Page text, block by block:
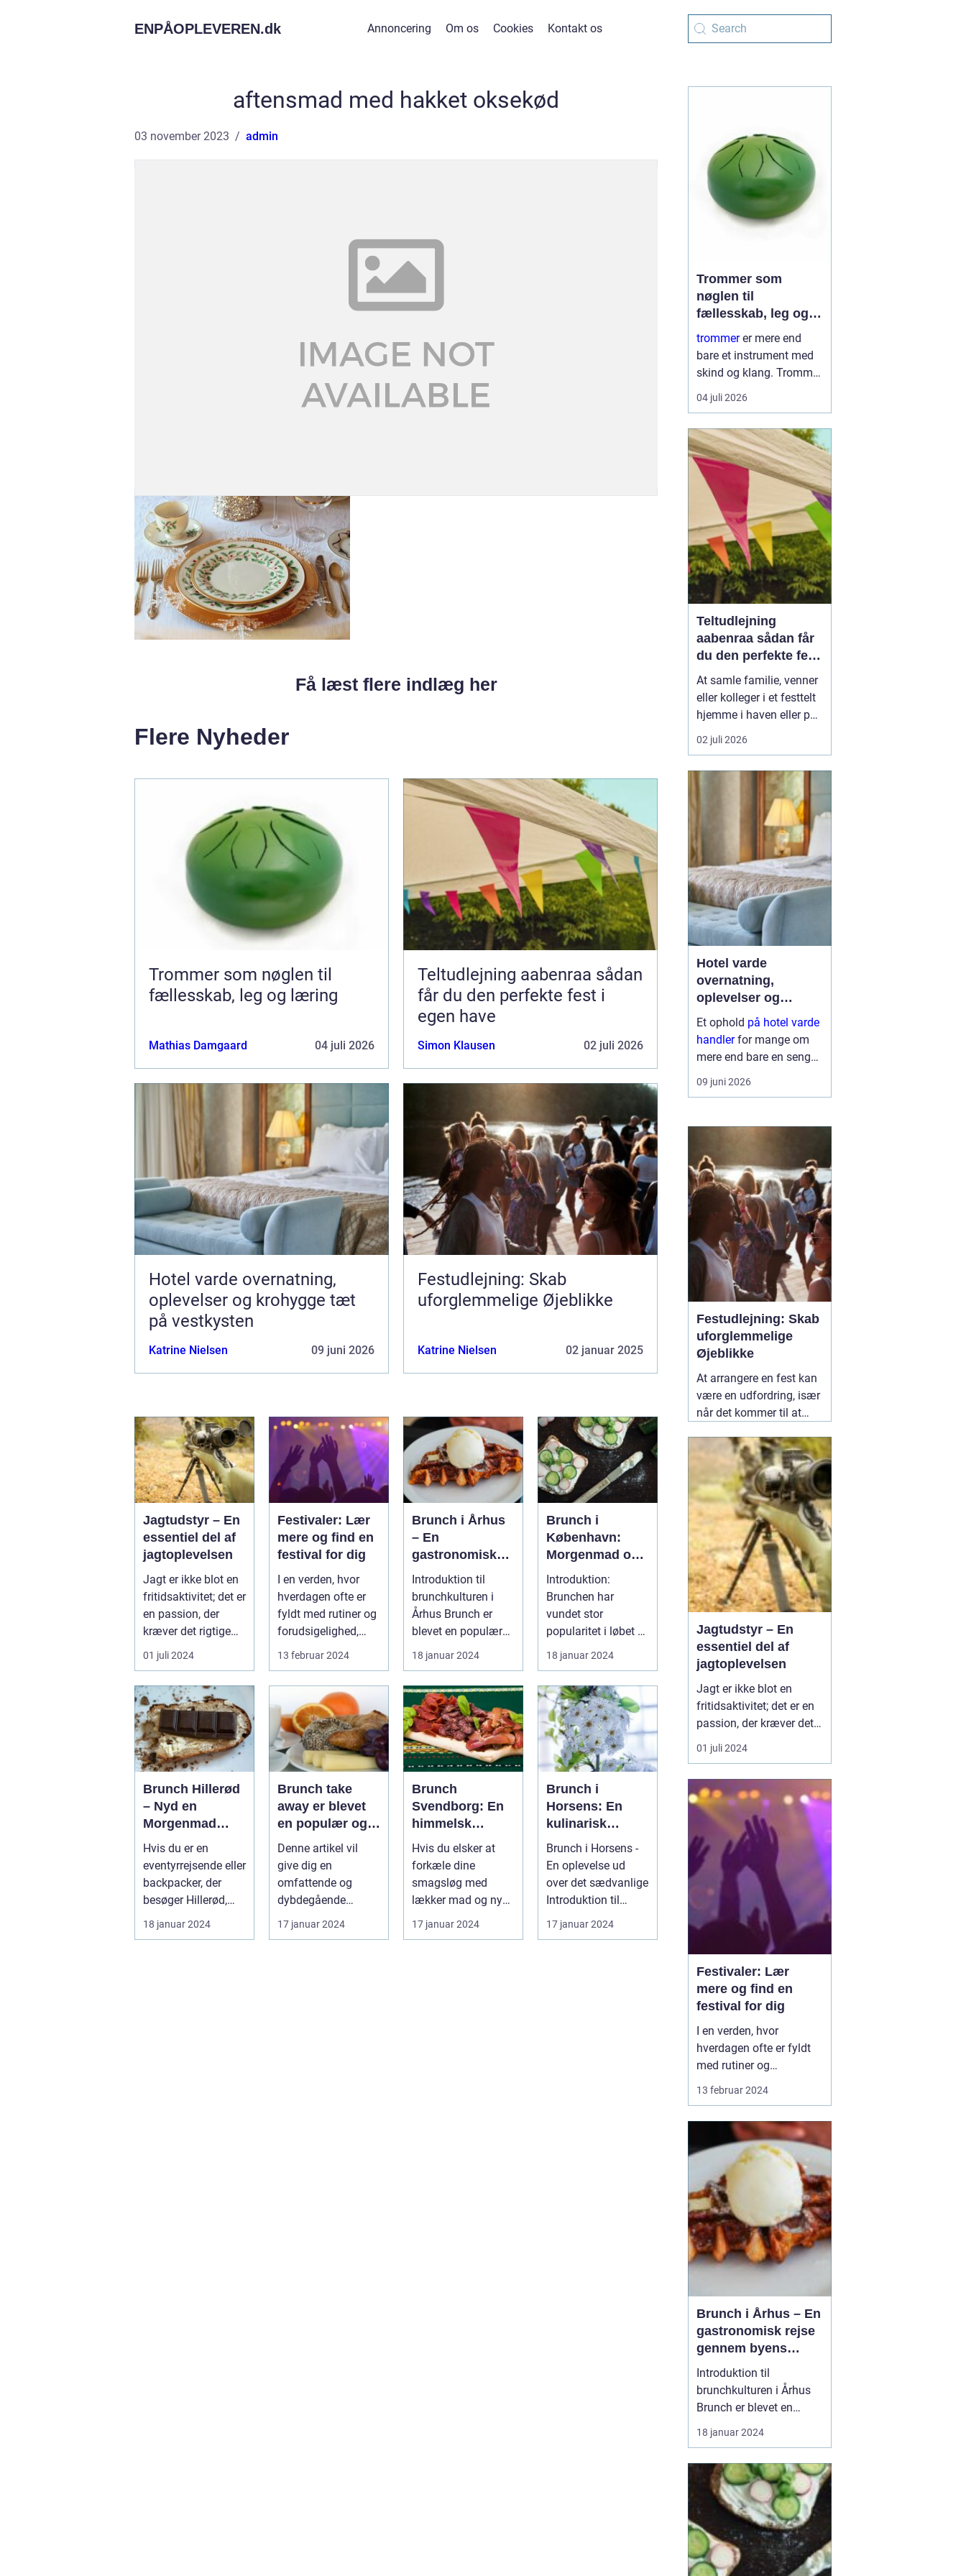
ENPÅOPLEVEREN.dk Annoncering Om os Cookies Kontakt os
aftensmad med hakket oksekød
03 november 2023 admin
Få læst flere indlæg her
Flere Nyheder
Trommer som nøglen til
fællesskab, leg og læring
Mathias Damgaard 04 juli 2026
Teltudlejning aabenraa sådan
får du den perfekte fest i
egen have
Simon Klausen 02 juli 2026
Hotel varde overnatning,
oplevelser og krohygge tæt
på vestkysten
Katrine Nielsen 09 juni 2026
Festudlejning: Skab
uforglemmelige Øjeblikke
Katrine Nielsen 02 januar 2025
Jagtudstyr – En
essentiel del af
jagtoplevelsen
Jagt er ikke blot en
fritidsaktivitet; det er
en passion, der
kræver det rigtige
udstyr og for...
01 juli 2024
Festivaler: Lær
mere og find en
festival for dig
I en verden, hvor
hverdagen ofte er
fyldt med rutiner og
forudsigelighed,
står festivaler som
13 februar 2024
Brunch i Århus
– En
gastronomisk
rejse gennem
byens bedste
morgenmadssp
ot
Introduktion til
brunchkulturen i
Århus Brunch er
blevet en populær
spiseoplevelse, der
kombinerer ...
18 januar 2024
Brunch i
København:
Morgenmad og
frokost i perfekt
harmoni
Introduktion:
Brunchen har
vundet stor
popularitet i løbet af
de seneste år og
fremstår som en
perfe...
18 januar 2024
Brunch Hillerød
– Nyd en
Morgenmad
med Et Twist
Hvis du er en
eventyrrejsende eller
backpacker, der
besøger Hillerød,
bør du ikke gå glip
af byens f...
18 januar 2024
Brunch take
away er blevet
en populær og
praktisk måde at
nyde en lækker
brunchoplevelse
på, uanset hvor
man befinder
sig
Denne artikel vil
give dig en
omfattende og
dybdegående
præsentation af
brunch take away
17 januar 2024
Brunch
Svendborg: En
himmelsk
oplevelse i
hjertet af
Danmark
Hvis du elsker at
forkæle dine
smagsløg med
lækker mad og nyde
en afslappet
atmosfære, så er
17 januar 2024
Brunch i
Horsens: En
kulinarisk
oplevelse for
eventyrrejsende
og backpackere
Brunch i Horsens -
En oplevelse ud
over det sædvanlige
Introduktion til
brunchkulturen i
17 januar 2024
Trommer som
nøglen til
fællesskab, leg og
læring
trommerer mere end
bare et instrument med
skind og klang. Trommer
er et samlingspunkt,
hvor børn og voksne
nysgerrighed. Trommer
giver hurtig følelse af
mestring, fordi ...
04 juli 2026
Teltudlejning
aabenraa sådan får
du den perfekte fest
i egen have
At samle familie, venner
eller kolleger i et festtelt
hjemme i haven eller på
en mark uden for byen er
blevet en populær
omegn. Mange ønsker
friheden til selv at sætte
rammen for dagen, uden
at være bundet af et
lokale, faste lu...
02 juli 2026
Hotel varde
overnatning,
oplevelser og
krohygge tæt på
vestkysten
Et ophold på hotel varde
handlerfor mange om
mere end bare en seng
at sove i. Du får en base
tæt på Vesterhavet,
bylivet i Varde og
området god...
09 juni 2026
Festudlejning: Skab
uforglemmelige
Øjeblikke
At arrangere en fest kan
være en udfordring, især
når det kommer til at
aktiviteter, der vil gøre
dagen mindeværdig for
alle dine gæster.02
januar 2025
Jagtudstyr – En
essentiel del af
jagtoplevelsen
Jagt er ikke blot en
fritidsaktivitet; det er en
passion, der kræver det
rigtige udstyr og
forberedelse. I jagtens
at have stabilt og
pålideligt udstyr
vanskelig at overvurdere.
Godt jagtudstyr forhøjer
jag...
01 juli 2024
Festivaler: Lær
mere og find en
festival for dig
I en verden, hvor
hverdagen ofte er fyldt
med rutiner og
forudsigelighed, står
sociale, kulturelle, og
musikalske
samlingspunkter, hvor
mennesker fra alle
samfundslag kan mødes
og dele uforglemmelige
opl...
13 februar 2024
Brunch i Århus – En
gastronomisk rejse
gennem byens
bedste
morgenmadsspot
Introduktion til
brunchkulturen i Århus
Brunch er blevet en
populær spiseoplevelse,
der kombinerer det
og frokost. Denne artikel
dykker ned i Århus'
brunchscene og guider
eventyrrejsende og
backpackere gennem
byens bedste brunch...
18 januar 2024